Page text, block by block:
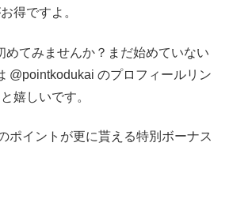
得ですよ。
めてみませんか？まだ始めていない
@pointkodukai のプロフィールリン
嬉しいです️。
ポイントが更に貰える特別ボーナス